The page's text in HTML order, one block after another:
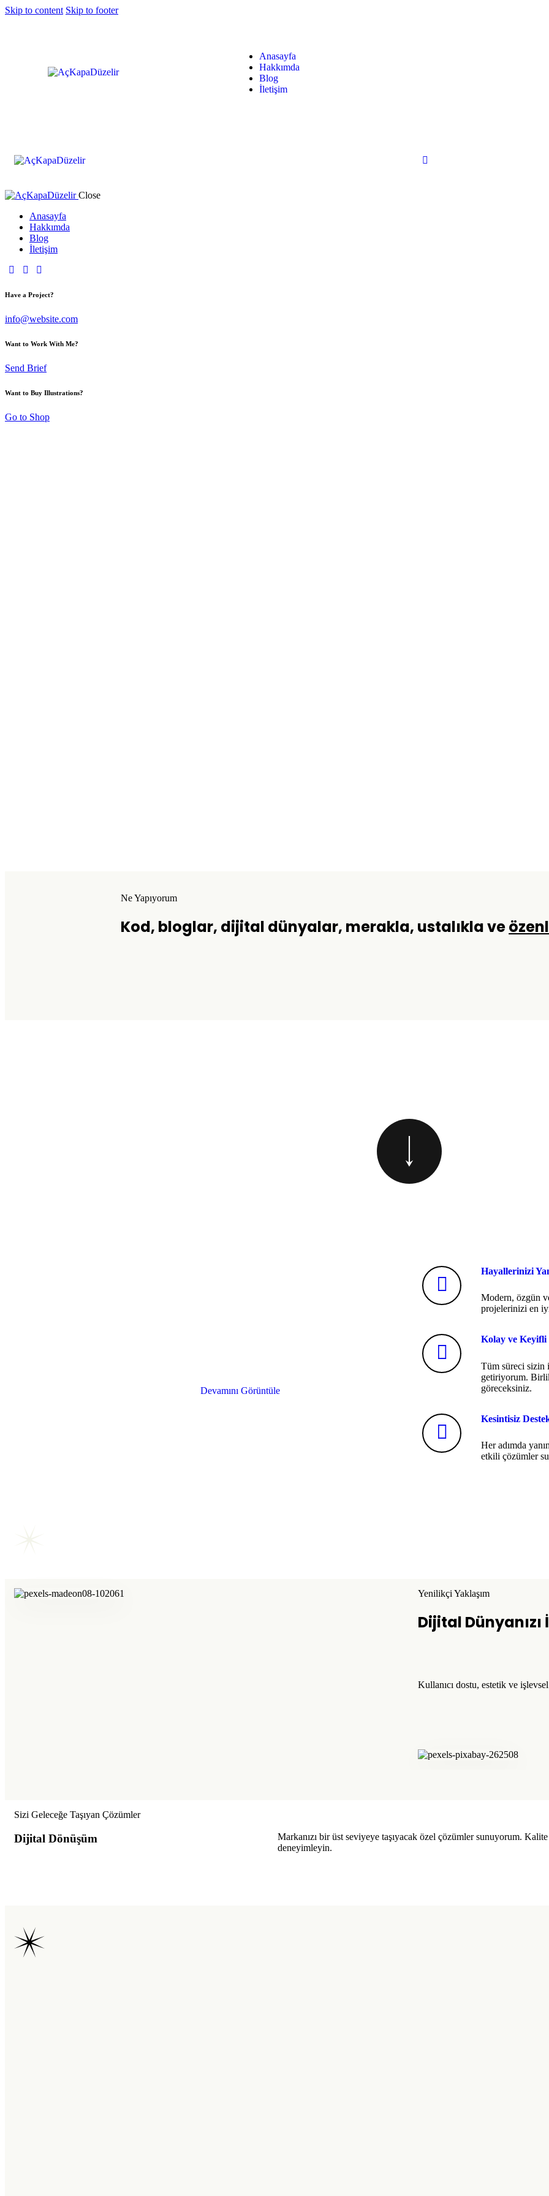
Skip to content Skip to footer
Anasayfa
Hakkımda
Blog
İletişim
Close
Anasayfa
Hakkımda
Blog
İletişim
Have a Project?
info@website.com
Want to Work With Me?
Send Brief
Want to Buy Illustrations?
Go to Shop
Ne Yapıyorum
Kod, bloglar, dijital dünyalar, merakla, ustalıkla ve
Devamını Görüntüle
Hayallerinizi
Modern, özgün
projelerinizi en
Kolay ve Keyifli
Tüm süreci
getiriyorum.
göreceksiniz.
Kesintisiz
Her adımda
etkili çözümler
Yenilikçi Yaklaşım
Dijital
Kullanıcı dostu, estetik ve
Sizi Geleceğe Taşıyan Çözümler
Dijital Dönüşüm
Markanızı bir üst seviyeye taşıyacak özel çözümler sunuyorum.
deneyimleyin.